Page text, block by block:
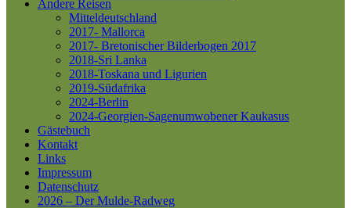
Andere Reisen
Mitteldeutschland
2017- Mallorca
2017- Bretonischer Bilderbogen 2017
2018-Sri Lanka
2018-Toskana und Ligurien
2019-Südafrika
2024-Berlin
2024-Georgien-Sagenumwobener Kaukasus
Gästebuch
Kontakt
Links
Impressum
Datenschutz
2026 – Der Mulde-Radweg